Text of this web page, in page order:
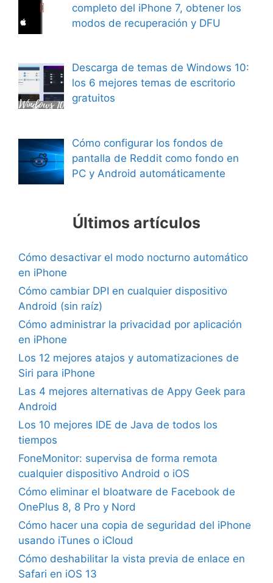
completo del iPhone 7, obtener los
modos de recuperación y DFU
Descarga de temas de Windows 10:
los 6 mejores temas de escritorio
gratuitos
Cómo configurar los fondos de
pantalla de Reddit como fondo en
PC y Android automáticamente
Últimos artículos
Cómo desactivar el modo nocturno automático
en iPhone
Cómo cambiar DPI en cualquier dispositivo
Android (sin raíz)
Cómo administrar la privacidad por aplicación
en iPhone
Los 12 mejores atajos y automatizaciones de
Siri para iPhone
Las 4 mejores alternativas de Appy Geek para
Android
Los 10 mejores IDE de Java de todos los
tiempos
FoneMonitor: supervisa de forma remota
cualquier dispositivo Android o iOS
Cómo eliminar el bloatware de Facebook de
OnePlus 8, 8 Pro y Nord
Cómo hacer una copia de seguridad del iPhone
usando iTunes o iCloud
Cómo deshabilitar la vista previa de enlace en
Safari en iOS 13